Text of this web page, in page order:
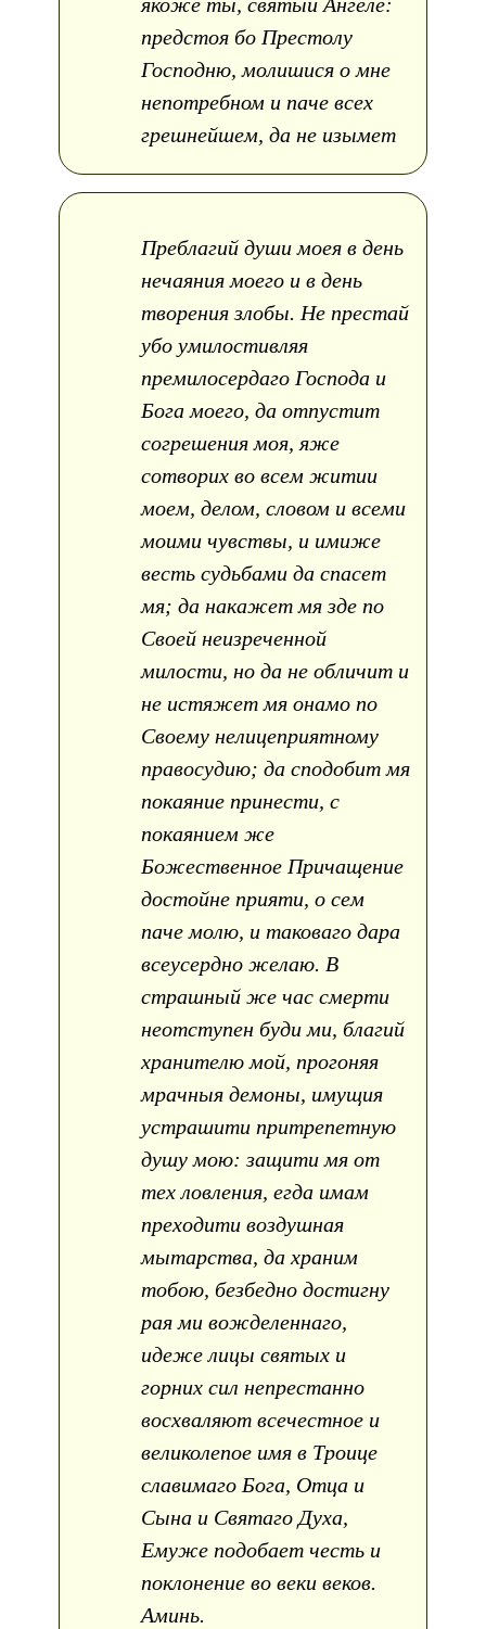
предстоя бо Престолу
Господню, молишися о мне
непотребном и паче всех
грешнейшем, да не изымет
Преблагий души моея в день
нечаяния моего и в день
творения злобы. Не престай
убо умилостивляя
премилосердаго Господа и
Бога моего, да отпустит
согрешения моя, яже
сотворих во всем житии
моем, делом, словом и всеми
моими чувствы, и имиже
весть судьбами да спасет
мя; да накажет мя зде по
Своей неизреченной
милости, но да не обличит и
не истяжет мя онамо по
Своему нелицеприятному
правосудию; да сподобит мя
покаяние принести, с
покаянием же
Божественное Причащение
достойне прияти, о сем
паче молю, и таковаго дара
всеусердно желаю. В
страшный же час смерти
неотступен буди ми, благий
хранителю мой, прогоняя
мрачныя демоны, имущия
устрашити притрепетную
душу мою: защити мя от
тех ловления, егда имам
преходити воздушная
мытарства, да храним
тобою, безбедно достигну
рая ми вожделеннаго,
идеже лицы святых и
горних сил непрестанно
восхваляют всечестное и
великолепое имя в Троице
славимаго Бога, Отца и
Сына и Святаго Духа,
Емуже подобает честь и
поклонение во веки веков.
Аминь.